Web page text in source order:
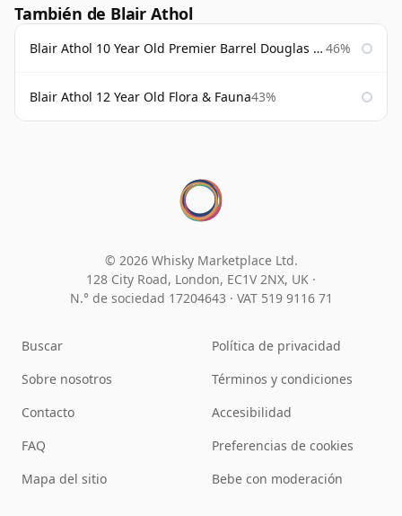
También de Blair Athol
Blair Athol 10 Year Old Premier Barrel Douglas Laing 46%
Blair Athol 12 Year Old Flora & Fauna43%
© 2026 Whisky Marketplace Ltd.
128 City Road, London, EC1V 2NX, UK ·
N.° de sociedad 17204643 · VAT 519 9116 71
Buscar
Sobre nosotros
Contacto
FAQ
Mapa del sitio
Política de privacidad
Términos y condiciones
Accesibilidad
Preferencias de cookies
Bebe con moderación